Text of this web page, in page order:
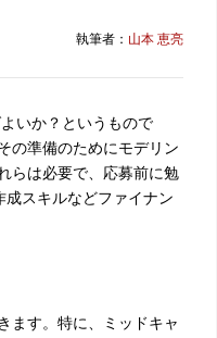
執筆者： 山本 恵亮
いか？というもので
の準備のためにモデリン
らは必要で、応募前に勉
スキルなどファイナン
ます。特に、ミッドキャ